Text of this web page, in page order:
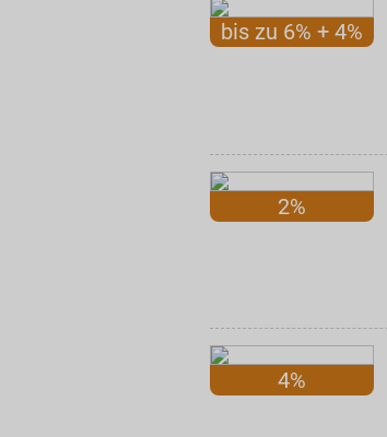
bis zu 6% + 4%
2%
4%